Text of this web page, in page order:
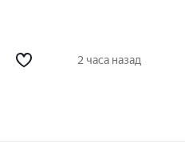
2 часа назад